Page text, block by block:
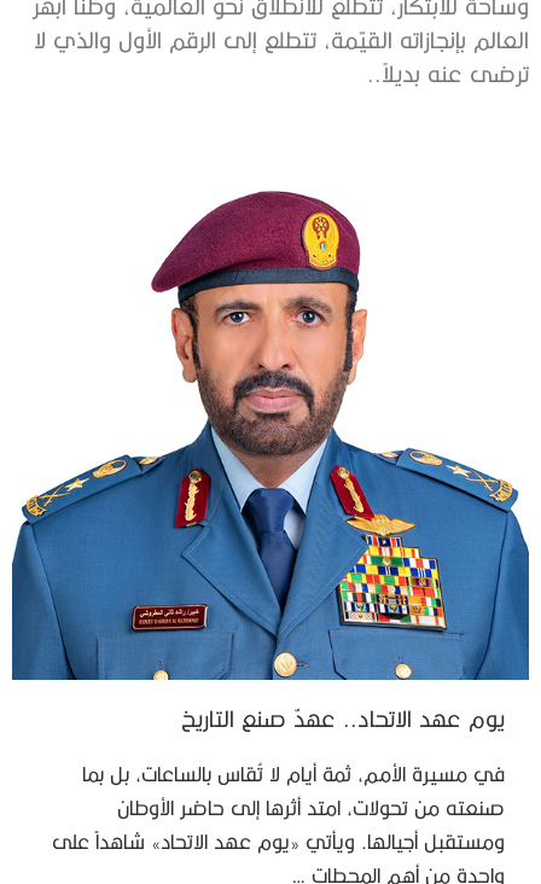
وساحة للابتكار، تتطلع للانطلاق نحو العالمية، وطناً أبهر
العالم بإنجازاته القيّمة، تتطلع إلى الرقم الأول والذي لا
ترضى عنه بديلاً..
يوم عهد الاتحاد.. عهدٌ صنع التاريخ
في مسيرة الأمم، ثمة أيام لا تُقاس بالساعات، بل بما
صنعته من تحولات، امتد أثرها إلى حاضر الأوطان
ومستقبل أجيالها. ويأتي «يوم عهد الاتحاد» شاهداً على
واحدة من أهم المحطات …